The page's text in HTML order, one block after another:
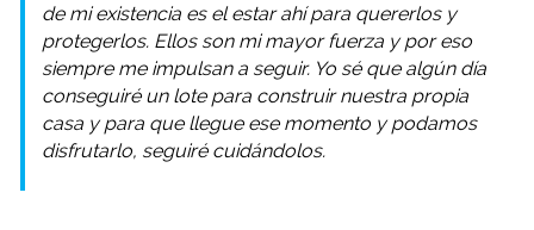
de mi existencia es el estar ahí para quererlos y
protegerlos. Ellos son mi mayor fuerza y por eso
siempre me impulsan a seguir. Yo sé que algún día
conseguiré un lote para construir nuestra propia
casa y para que llegue ese momento y podamos
disfrutarlo, seguiré cuidándolos.